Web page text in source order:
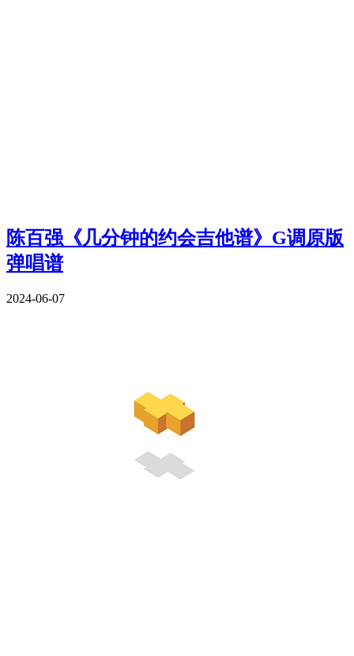
陈百强《几分钟的约会吉他谱》G调原版
弹唱谱
2024-06-07